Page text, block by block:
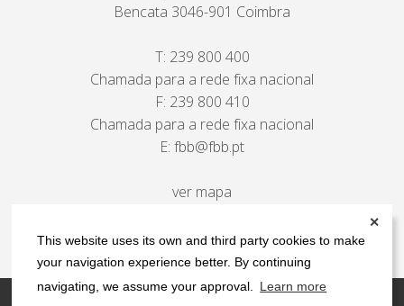
This website uses its own and third party cookies to make
your navigation experience better. By continuing
navigating, we assume your approval.
Learn more
✕
Bencata 3046-901 Coimbra
T: 239 800 400
Chamada para a rede fixa nacional
F: 239 800 410
Chamada para a rede fixa nacional
E: fbb@fbb.pt
ver mapa